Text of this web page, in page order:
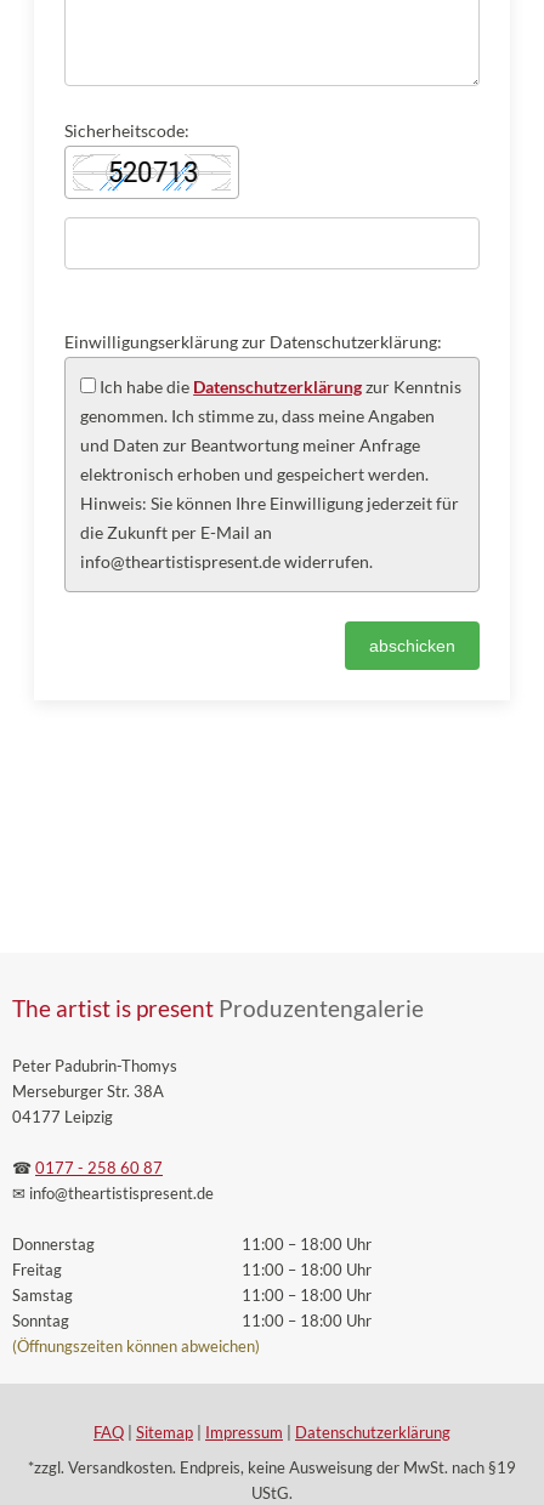
Sicherheitscode:
Einwilligungserklärung zur Datenschutzerklärung:
Ich habe die Datenschutzerklärungzur Kenntnis
genommen. Ich stimme zu, dass meine Angaben
und Daten zur Beantwortung meiner Anfrage
elektronisch erhoben und gespeichert werden.
Hinweis: Sie können Ihre Einwilligung jederzeit für
die Zukunft per E-Mail an
info@theartistispresent.de widerrufen.
The artist is present Produzentengalerie
Peter Padubrin-Thomys
Merseburger Str. 38A
04177 Leipzig
☎ 0177 - 258 60 87
✉ info@theartistispresent.de
Donnerstag
Freitag
Samstag
Sonntag
11:00 – 18:00 Uhr
11:00 – 18:00 Uhr
11:00 – 18:00 Uhr
11:00 – 18:00 Uhr
(Öffnungszeiten können abweichen)
FAQ Sitemap Impressum
Datenschutzerklärung
*zzgl. Versandkosten. Endpreis, keine Ausweisung der MwSt. nach §19
UStG.